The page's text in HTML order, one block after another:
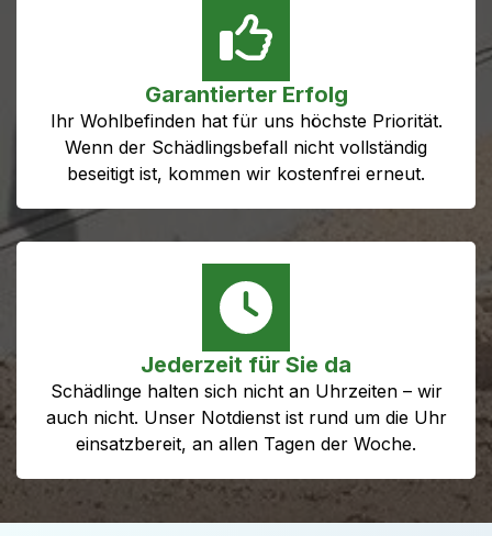
Garantierter Erfolg
Ihr Wohlbefinden hat für uns höchste Priorität.
Wenn der Schädlingsbefall nicht vollständig
beseitigt ist, kommen wir kostenfrei erneut.
Jederzeit für Sie da
Schädlinge halten sich nicht an Uhrzeiten – wir
auch nicht. Unser Notdienst ist rund um die Uhr
einsatzbereit, an allen Tagen der Woche.